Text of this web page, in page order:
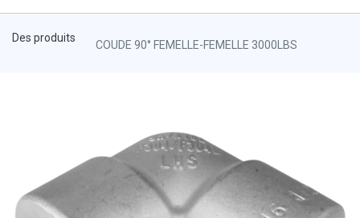
Des produits
COUDE 90° FEMELLE-FEMELLE 3000LBS